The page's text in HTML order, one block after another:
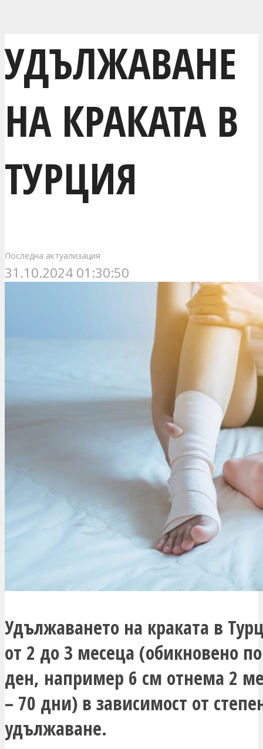
УДЪЛЖАВАНЕ
НА КРАКАТА В
ТУРЦИЯ
Последна актуализация
31.10.2024 01:30:50
Удължаването на краката в
от 2 до 3 месеца (обикновено
ден, например 6 см отнема 2
– 70 дни) в зависимост от
удължаване.